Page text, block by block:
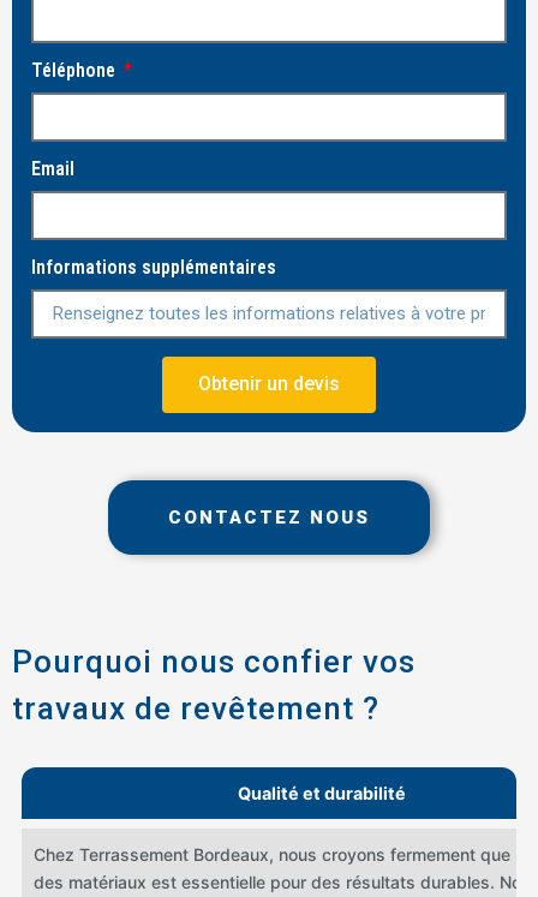
Téléphone
Email
Informations supplémentaires
Obtenir un devis
CONTACTEZ NOUS
Pourquoi nous confier vos
travaux de revêtement ?
Qualité et durabilité
Chez Terrassement Bordeaux, nous croyons fermement que la
des matériaux est essentielle pour des résultats durables.